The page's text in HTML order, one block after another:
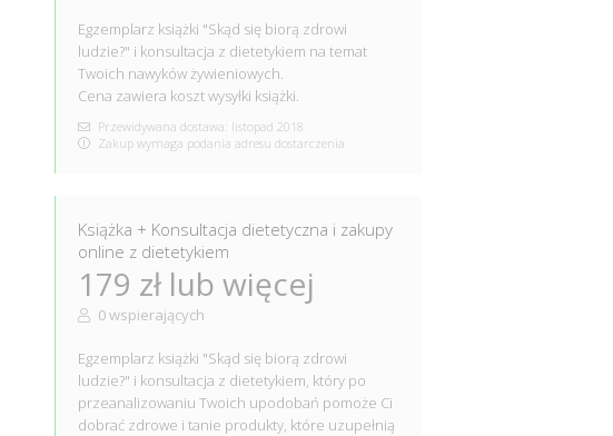
Egzemplarz książki "Skąd się biorą zdrowi
ludzie?" i konsultacja z dietetykiem na temat
Twoich nawyków żywieniowych.
Cena zawiera koszt wysyłki książki.
Przewidywana dostawa: listopad 2018
Zakup wymaga podania adresu dostarczenia
Książka + Konsultacja dietetyczna i zakupy
online z dietetykiem
179 zł lub więcej
0 wspierających
Egzemplarz książki "Skąd się biorą zdrowi
ludzie?" i konsultacja z dietetykiem, który po
przeanalizowaniu Twoich upodobań pomoże Ci
dobrać zdrowe i tanie produkty, które uzupełnią